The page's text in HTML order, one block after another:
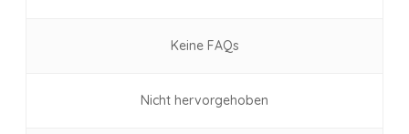
Keine FAQs
Nicht hervorgehoben